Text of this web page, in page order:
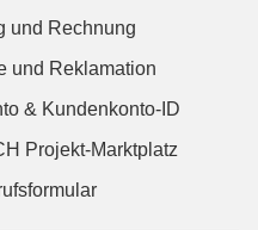
und Rechnung
und Reklamation
& Kundenkonto-ID
Projekt-Marktplatz